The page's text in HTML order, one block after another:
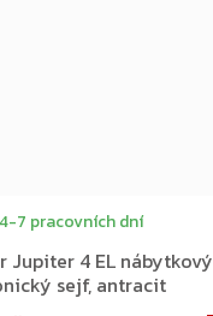
Jupiter 4 EL nábytkový
sejf, antracit
7 pracovních dní